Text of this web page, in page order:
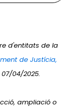
d'entitats de la
de Justícia,
04/2025.
ampliació o